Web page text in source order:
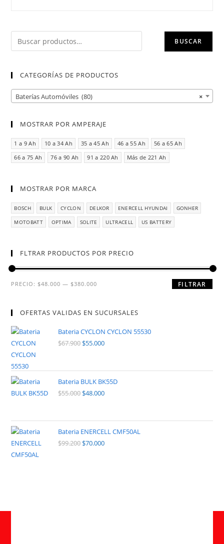
BUSCAR
CATEGORÍAS DE PRODUCTOS
×
Baterías Automóviles (80)
MOSTRAR POR AMPERAJE
1 a 9 Ah 10 a 34 Ah 35 a 45 Ah 46 a 55 Ah
56 a 65 Ah
66 a 75 Ah
76 a 90 Ah 91 a 220 Ah Más de 221 Ah
MOSTRAR POR MARCA
BOSCH BULK CYCLON DELKOR ENERCELL HYUNDAI
GONHER
MOTOBATT
OPTIMA SOLITE ULTRACELL US BATTERY
FLTRAR PRODUCTOS POR PRECIO
FILTRAR
PRECIO: $48.000 — $380.000
OFERTAS VALIDAS EN SUCURSALES
Bateria CYCLON CYCLON 55530
$67.900 $55.000
Bateria BULK BK55D
$55.000 $48.000
Bateria ENERCELL CMF50AL
$99.200 $70.000